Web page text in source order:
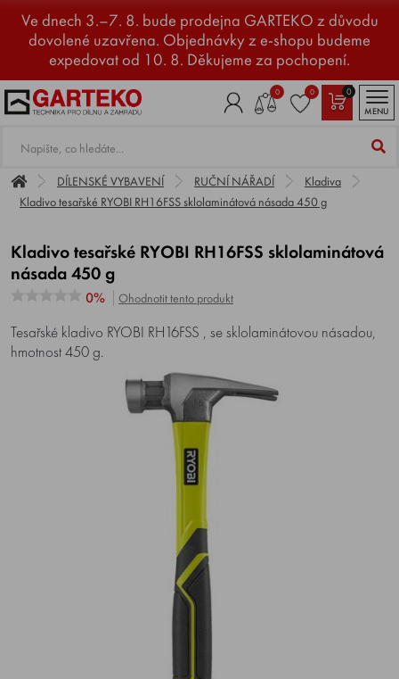
Ve dnech 3.–7. 8. bude prodejna GARTEKO z důvodu
dovolené uzavřena. Objednávky z e-shopu budeme
expedovat od 10. 8. Děkujeme za pochopení.
0 0
0
MENU
DÍLENSKÉ VYBAVENÍ RUČNÍ NÁŘADÍ
Kladiva
Kladivo tesařské RYOBI RH16FSS sklolaminátová násada 450 g
Kladivo tesařské RYOBI RH16FSS sklolaminátová
násada 450 g
0% Ohodnotit tento produkt
Tesařské kladivo RYOBI RH16FSS , se sklolaminátovou násadou,
hmotnost 450 g.